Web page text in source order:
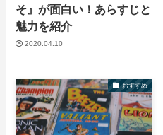
そ』が面白い！あらすじと
魅力を紹介
2020.04.10
おすすめ